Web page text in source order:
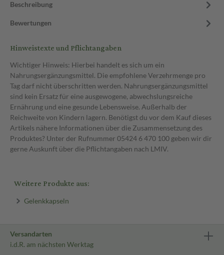
Beschreibung
Bewertungen
Hinweistexte und Pflichtangaben
Wichtiger Hinweis: Hierbei handelt es sich um ein
Nahrungsergänzungsmittel. Die empfohlene Verzehrmenge pro
Tag darf nicht überschritten werden. Nahrungsergänzungsmittel
sind kein Ersatz für eine ausgewogene, abwechslungsreiche
Ernährung und eine gesunde Lebensweise. Außerhalb der
Reichweite von Kindern lagern. Benötigst du vor dem Kauf dieses
Artikels nähere Informationen über die Zusammensetzung des
Produktes? Unter der Rufnummer 05424 6 470 100 geben wir dir
gerne Auskunft über die Pflichtangaben nach LMIV.
Weitere Produkte aus:
Gelenkkapseln
Versandarten
i.d.R. am nächsten Werktag